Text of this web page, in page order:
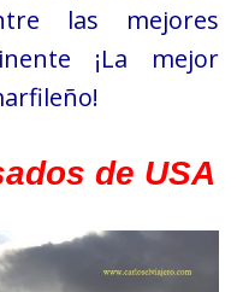
las mejores
¡La mejor
de USA